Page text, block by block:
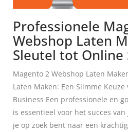
Professionele
Webshop Laten
Sleutel tot Online
Magento 2 Webshop Laten
Laten Maken: Een Slimme Keuze
Business Een professionele en
is essentieel voor het succes
je op zoek bent naar een